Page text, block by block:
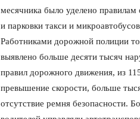
месячника было уделено правилам
и парковки такси и
Работниками дорожной полиции
выявлено больше десяти тысяч
правил дорожного движения, из
превышение скорости, больше
отсутствие ремня безопасности.